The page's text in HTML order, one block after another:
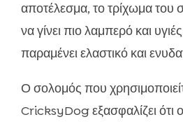
αποτέλεσμα, το τρίχωμα του
να γίνει πιο λαμπερό και
παραμένει ελαστικό και
Ο σολομός που
CricksyDog εξασφαλίζει ότι